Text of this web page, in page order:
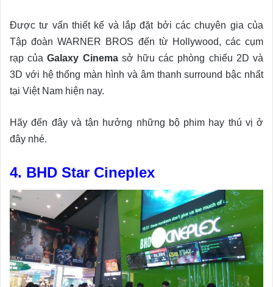
Được tư vấn thiết kế và lắp đặt bởi các chuyên gia của
Tập đoàn WARNER BROS đến từ Hollywood, các cụm
rạp củaGalaxy Cinemasở hữu các phòng chiếu 2D và
3D với hệ thống màn hình và âm thanh surround bậc nhất
tại Việt Nam hiện nay.
Hãy đến đây và tận hưởng những bộ phim hay thú vị ở
đây nhé.
4. BHD Star Cineplex